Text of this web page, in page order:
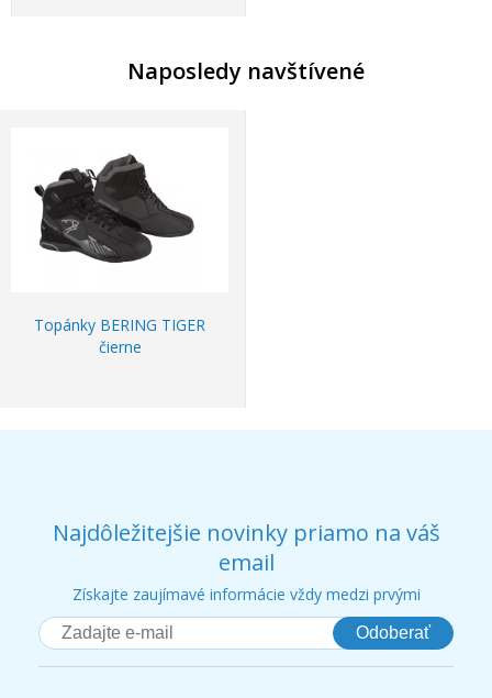
Naposledy navštívené
Topánky BERING TIGER
čierne
Najdôležitejšie novinky priamo na váš
email
Získajte zaujímavé informácie vždy medzi prvými
Odoberať